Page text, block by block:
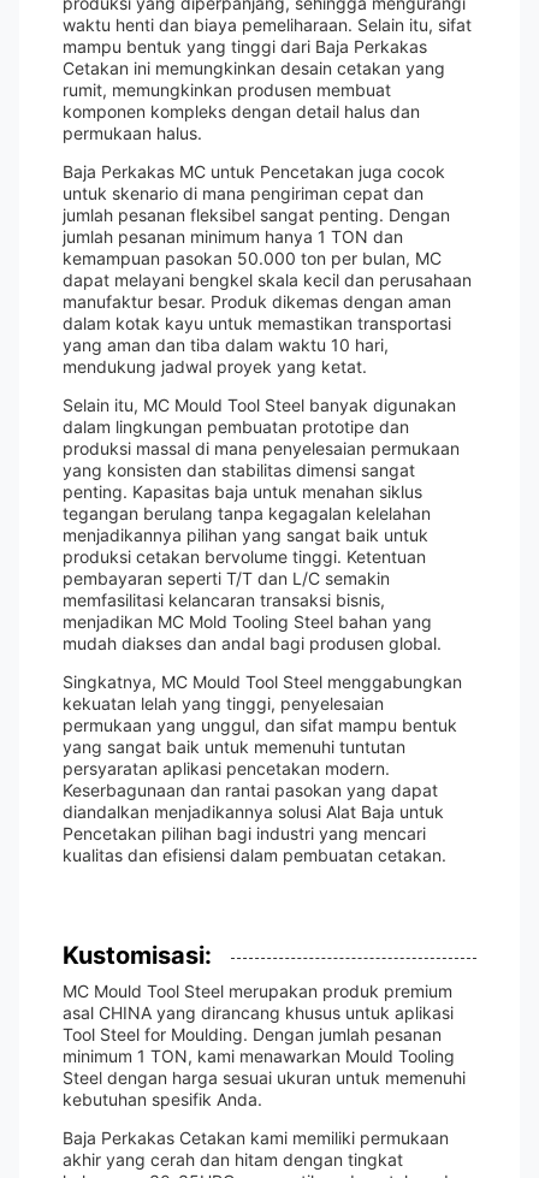
waktu henti dan biaya pemeliharaan. Selain itu, sifat
mampu bentuk yang tinggi dari Baja Perkakas
Cetakan ini memungkinkan desain cetakan yang
rumit, memungkinkan produsen membuat
komponen kompleks dengan detail halus dan
permukaan halus.
Baja Perkakas MC untuk Pencetakan juga cocok
untuk skenario di mana pengiriman cepat dan
jumlah pesanan fleksibel sangat penting. Dengan
jumlah pesanan minimum hanya 1 TON dan
kemampuan pasokan 50.000 ton per bulan, MC
dapat melayani bengkel skala kecil dan perusahaan
manufaktur besar. Produk dikemas dengan aman
dalam kotak kayu untuk memastikan transportasi
yang aman dan tiba dalam waktu 10 hari,
mendukung jadwal proyek yang ketat.
Selain itu, MC Mould Tool Steel banyak digunakan
dalam lingkungan pembuatan prototipe dan
produksi massal di mana penyelesaian permukaan
yang konsisten dan stabilitas dimensi sangat
penting. Kapasitas baja untuk menahan siklus
tegangan berulang tanpa kegagalan kelelahan
menjadikannya pilihan yang sangat baik untuk
produksi cetakan bervolume tinggi. Ketentuan
pembayaran seperti T/T dan L/C semakin
memfasilitasi kelancaran transaksi bisnis,
menjadikan MC Mold Tooling Steel bahan yang
mudah diakses dan andal bagi produsen global.
Singkatnya, MC Mould Tool Steel menggabungkan
kekuatan lelah yang tinggi, penyelesaian
permukaan yang unggul, dan sifat mampu bentuk
yang sangat baik untuk memenuhi tuntutan
persyaratan aplikasi pencetakan modern.
Keserbagunaan dan rantai pasokan yang dapat
diandalkan menjadikannya solusi Alat Baja untuk
Pencetakan pilihan bagi industri yang mencari
kualitas dan efisiensi dalam pembuatan cetakan.
Kustomisasi:
MC Mould Tool Steel merupakan produk premium
asal CHINA yang dirancang khusus untuk aplikasi
Tool Steel for Moulding. Dengan jumlah pesanan
minimum 1 TON, kami menawarkan Mould Tooling
Steel dengan harga sesuai ukuran untuk memenuhi
kebutuhan spesifik Anda.
Baja Perkakas Cetakan kami memiliki permukaan
akhir yang cerah dan hitam dengan tingkat